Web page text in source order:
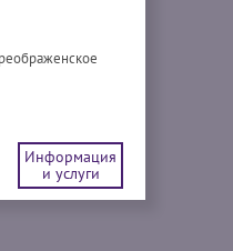
Информация
и услуги